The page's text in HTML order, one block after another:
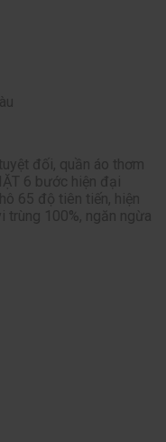
đối, quần áo thơm
6 bước hiện đại
65 độ tiên tiến, hiện
100%, ngăn ngừa